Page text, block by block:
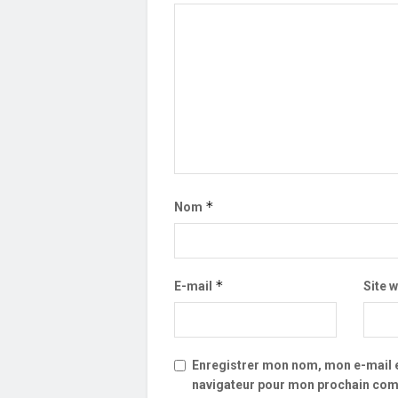
Nom *
E-mail * Site
Enregistrer mon nom, mon e-mail
navigateur pour mon prochain